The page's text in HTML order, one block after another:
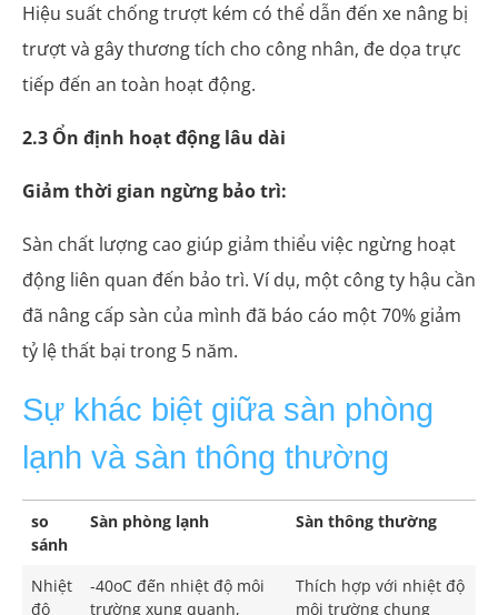
Hiệu suất chống trượt kém có thể dẫn đến xe nâng bị
trượt và gây thương tích cho công nhân, đe dọa trực
tiếp đến an toàn hoạt động.
2.3 Ổn định hoạt động lâu dài
Giảm thời gian ngừng bảo trì:
Sàn chất lượng cao giúp giảm thiểu việc ngừng hoạt
động liên quan đến bảo trì. Ví dụ, một công ty hậu cần
đã nâng cấp sàn của mình đã báo cáo một 70% giảm
tỷ lệ thất bại trong 5 năm.
Sự khác biệt giữa sàn phòng
lạnh và sàn thông thường
so
sánh
Sàn phòng lạnh Sàn thông thường
Nhiệt
độ
-40oC đến nhiệt độ môi
trường xung quanh,
Thích hợp với nhiệt độ
môi trường chung